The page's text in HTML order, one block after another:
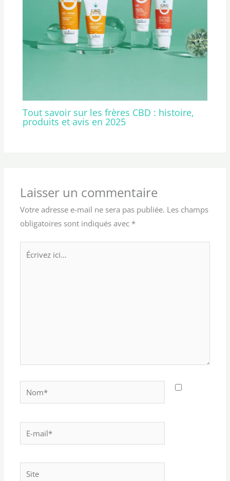
Tout savoir sur les frères CBD : histoire,
produits et avis en 2025
Laisser un commentaire
Votre adresse e-mail ne sera pas publiée. Les champs
obligatoires sont indiqués avec *
Nom*
mail*
Site